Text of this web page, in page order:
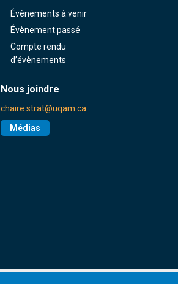
Évènements à venir
Évènement passé
Compte rendu
d’évènements
Nous joindre
chaire.strat@uqam.ca
Médias